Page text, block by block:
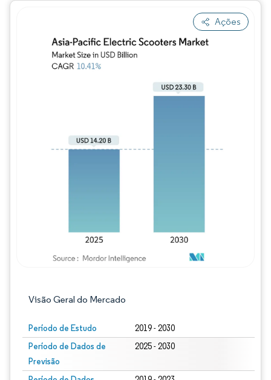
Ações
Visão Geral do Mercado
Período de Estudo 2019 - 2030
Período de Dados de
Previsão
2025 - 2030